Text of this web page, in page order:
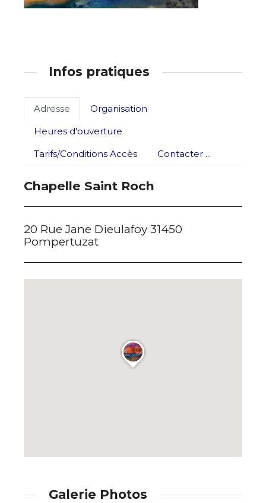
Infos pratiques
Adresse
Organisation
Heures d'ouverture
Tarifs/Conditions Accès
Contacter ...
Chapelle Saint Roch
20 Rue Jane Dieulafoy 31450
Pompertuzat
Galerie Photos